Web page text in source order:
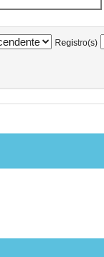
Registro(s)